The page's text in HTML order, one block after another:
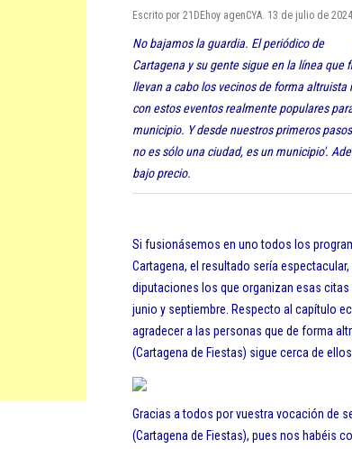
Escrito por 21DEhoy agenCYA. 13 de julio de
No bajamos la guardia. El periódico de
Cartagena y su gente sigue en la línea que
llevan a cabo los vecinos de forma altruista
con estos eventos realmente populares
municipio. Y desde nuestros primeros
no es sólo una ciudad, es un municipio'.
bajo precio.
Si fusionásemos en uno todos los
Cartagena, el resultado sería
diputaciones los que organizan esas
junio y septiembre. Respecto al capítulo
agradecer a las personas que de forma
(Cartagena de Fiestas) sigue cerca de
Gracias a todos por vuestra vocación de
(Cartagena de Fiestas), pues nos habéis